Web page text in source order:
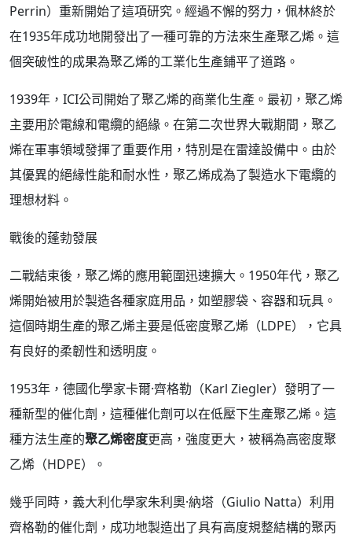
Perrin）重新開始了這項研究。經過不懈的努力，佩林終於
在1935年成功地開發出了一種可靠的方法來生產聚乙烯。這
個突破性的成果為聚乙烯的工業化生產鋪平了道路。
1939年，ICI公司開始了聚乙烯的商業化生產。最初，聚乙烯
主要用於電線和電纜的絕緣。在第二次世界大戰期間，聚乙
烯在軍事領域發揮了重要作用，特別是在雷達設備中。由於
其優異的絕緣性能和耐水性，聚乙烯成為了製造水下電纜的
理想材料。
戰後的蓬勃發展
二戰結束後，聚乙烯的應用範圍迅速擴大。1950年代，聚乙
烯開始被用於製造各種家庭用品，如塑膠袋、容器和玩具。
這個時期生產的聚乙烯主要是低密度聚乙烯（LDPE），它具
有良好的柔韌性和透明度。
1953年，德國化學家卡爾·齊格勒（Karl Ziegler）發明了一
種新型的催化劑，這種催化劑可以在低壓下生產聚乙烯。這
種方法生產的聚乙烯密度更高，強度更大，被稱為高密度聚
乙烯（HDPE）。
幾乎同時，義大利化學家朱利奧·納塔（Giulio Natta）利用
齊格勒的催化劑，成功地製造出了具有高度規整結構的聚丙